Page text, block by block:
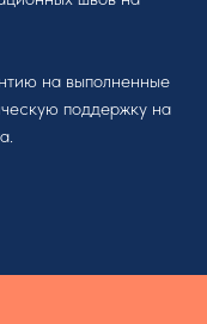
на выполненные
поддержку на